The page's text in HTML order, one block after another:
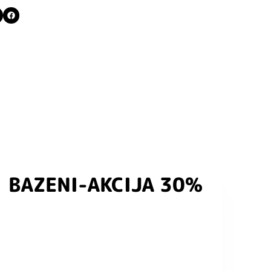
BAZENI-AKCIJA 30%